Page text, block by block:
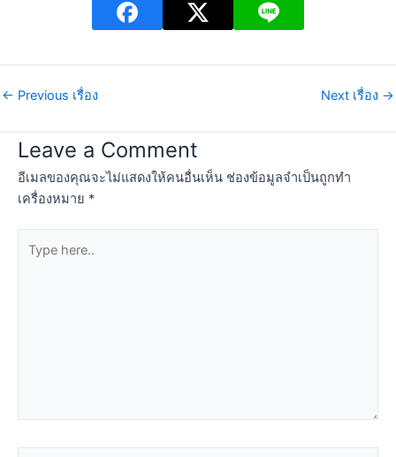
← Previous เรื่อง Next เรื่อง →
Leave a Comment
อีเมลของคุณจะไม่แสดงให้คนอื่นเห็น ช่องข้อมูลจำเป็นถูกทำ
เครื่องหมาย *
here..